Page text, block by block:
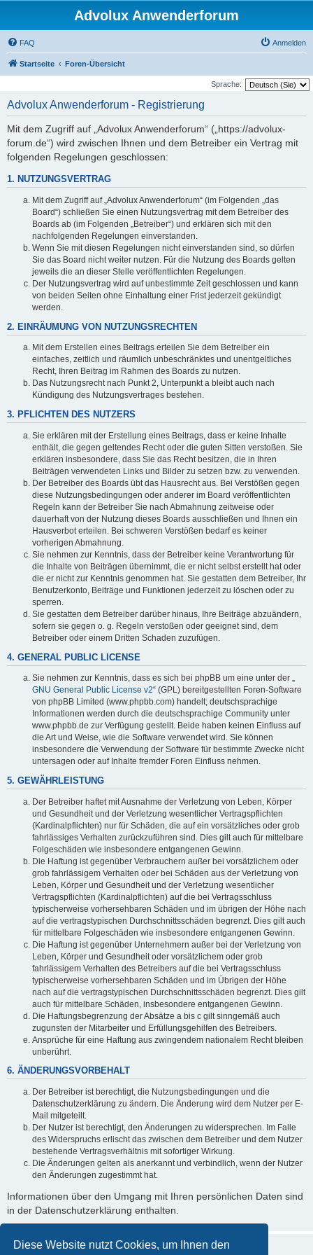
Diese Website nutzt Cookies, um Ihnen den
Advolux Anwenderforum
FAQ Anmelden
Startseite Foren-Übersicht
Sprache:
Advolux Anwenderforum - Registrierung
Mit dem Zugriff auf „Advolux Anwenderforum“ („https://advolux-
forum.de“) wird zwischen Ihnen und dem Betreiber ein Vertrag mit
folgenden Regelungen geschlossen:
1. NUTZUNGSVERTRAG
Mit dem Zugriff auf „Advolux Anwenderforum“ (im Folgenden „das
Board“) schließen Sie einen Nutzungsvertrag mit dem Betreiber des
Boards ab (im Folgenden „Betreiber“) und erklären sich mit den
nachfolgenden Regelungen einverstanden.
Wenn Sie mit diesen Regelungen nicht einverstanden sind, so dürfen
Sie das Board nicht weiter nutzen. Für die Nutzung des Boards gelten
jeweils die an dieser Stelle veröffentlichten Regelungen.
Der Nutzungsvertrag wird auf unbestimmte Zeit geschlossen und kann
von beiden Seiten ohne Einhaltung einer Frist jederzeit gekündigt
werden.
2. EINRÄUMUNG VON NUTZUNGSRECHTEN
Mit dem Erstellen eines Beitrags erteilen Sie dem Betreiber ein
einfaches, zeitlich und räumlich unbeschränktes und unentgeltliches
Recht, Ihren Beitrag im Rahmen des Boards zu nutzen.
Das Nutzungsrecht nach Punkt 2, Unterpunkt a bleibt auch nach
Kündigung des Nutzungsvertrages bestehen.
3. PFLICHTEN DES NUTZERS
Sie erklären mit der Erstellung eines Beitrags, dass er keine Inhalte
enthält, die gegen geltendes Recht oder die guten Sitten verstoßen. Sie
erklären insbesondere, dass Sie das Recht besitzen, die in Ihren
Beiträgen verwendeten Links und Bilder zu setzen bzw. zu verwenden.
Der Betreiber des Boards übt das Hausrecht aus. Bei Verstößen gegen
diese Nutzungsbedingungen oder anderer im Board veröffentlichten
Regeln kann der Betreiber Sie nach Abmahnung zeitweise oder
dauerhaft von der Nutzung dieses Boards ausschließen und Ihnen ein
Hausverbot erteilen. Bei schweren Verstößen bedarf es keiner
vorherigen Abmahnung.
Sie nehmen zur Kenntnis, dass der Betreiber keine Verantwortung für
die Inhalte von Beiträgen übernimmt, die er nicht selbst erstellt hat oder
die er nicht zur Kenntnis genommen hat. Sie gestatten dem Betreiber, Ihr
Benutzerkonto, Beiträge und Funktionen jederzeit zu löschen oder zu
sperren.
Sie gestatten dem Betreiber darüber hinaus, Ihre Beiträge abzuändern,
sofern sie gegen o. g. Regeln verstoßen oder geeignet sind, dem
Betreiber oder einem Dritten Schaden zuzufügen.
4. GENERAL PUBLIC LICENSE
Sie nehmen zur Kenntnis, dass es sich bei phpBB um eine unter der „
GNU General Public License v2“ (GPL) bereitgestellten Foren-Software
von phpBB Limited (www.phpbb.com) handelt; deutschsprachige
Informationen werden durch die deutschsprachige Community unter
www.phpbb.de zur Verfügung gestellt. Beide haben keinen Einfluss auf
die Art und Weise, wie die Software verwendet wird. Sie können
insbesondere die Verwendung der Software für bestimmte Zwecke nicht
untersagen oder auf Inhalte fremder Foren Einfluss nehmen.
5. GEWÄHRLEISTUNG
Der Betreiber haftet mit Ausnahme der Verletzung von Leben, Körper
und Gesundheit und der Verletzung wesentlicher Vertragspflichten
(Kardinalpflichten) nur für Schäden, die auf ein vorsätzliches oder grob
fahrlässiges Verhalten zurückzuführen sind. Dies gilt auch für mittelbare
Folgeschäden wie insbesondere entgangenen Gewinn.
Die Haftung ist gegenüber Verbrauchern außer bei vorsätzlichem oder
grob fahrlässigem Verhalten oder bei Schäden aus der Verletzung von
Leben, Körper und Gesundheit und der Verletzung wesentlicher
Vertragspflichten (Kardinalpflichten) auf die bei Vertragsschluss
typischerweise vorhersehbaren Schäden und im übrigen der Höhe nach
auf die vertragstypischen Durchschnittsschäden begrenzt. Dies gilt auch
für mittelbare Folgeschäden wie insbesondere entgangenen Gewinn.
Die Haftung ist gegenüber Unternehmern außer bei der Verletzung von
Leben, Körper und Gesundheit oder vorsätzlichem oder grob
fahrlässigem Verhalten des Betreibers auf die bei Vertragsschluss
typischerweise vorhersehbaren Schäden und im Übrigen der Höhe
nach auf die vertragstypischen Durchschnittsschäden begrenzt. Dies gilt
auch für mittelbare Schäden, insbesondere entgangenen Gewinn.
Die Haftungsbegrenzung der Absätze a bis c gilt sinngemäß auch
zugunsten der Mitarbeiter und Erfüllungsgehilfen des Betreibers.
Ansprüche für eine Haftung aus zwingendem nationalem Recht bleiben
unberührt.
6. ÄNDERUNGSVORBEHALT
Der Betreiber ist berechtigt, die Nutzungsbedingungen und die
Datenschutzerklärung zu ändern. Die Änderung wird dem Nutzer per E-
Mail mitgeteilt.
Der Nutzer ist berechtigt, den Änderungen zu widersprechen. Im Falle
des Widerspruchs erlischt das zwischen dem Betreiber und dem Nutzer
bestehende Vertragsverhältnis mit sofortiger Wirkung.
Die Änderungen gelten als anerkannt und verbindlich, wenn der Nutzer
den Änderungen zugestimmt hat.
Informationen über den Umgang mit Ihren persönlichen Daten sind
in der Datenschutzerklärung enthalten.